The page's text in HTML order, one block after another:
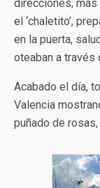
direcciones, más
el ‘chaletito’,
en la puerta,
oteaban a través
Acabado el día,
Valencia
puñado de